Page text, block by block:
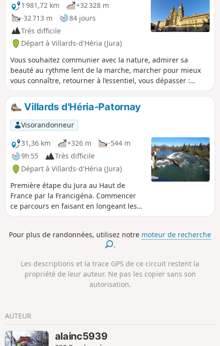
1 981,72 km
+32 328 m
-32 713 m
84 jours
Très difficile
Départ à Villards-d'Héria (Jura)
Vous souhaitez communier avec la nature, admirer sa
beauté au rythme lent de la marche, marcher pour mieux
vous connaître, retourner à l’essentiel, vous dépasser :
partez à l’aventure sur le Chemin de Compostelle. C’est ce
que je vous propose par ce tracé. Moi, je suis parti de mon
village dans le Jura (les 6 premières étapes ne font pas
partie des itinéraires balisés des chemins de Compostelles)
pour rejoindre Santiago de Compostela en Espagne, Mais
rien de vous empêche de partir de chez vous pour rattraper
une des étapes, de démarrer du Puy-en-Velay ou tout autre
ville sur le parcours. .
Villards d'Héria-Patornay
Visorandonneur
31,36 km
+326 m
-544 m
9h 55
Très difficile
Départ à Villards-d'Héria (Jura)
Première étape du Jura au Haut de
France par la Francigéna. Commencer
ce parcours en faisant en longeant les
rives paisibles d'une partie du lac
départ pour une belle balade
jurassienne. Niché dans les paysages
un véritable joyau naturel qui ne
demande qu'à être exploré. Ici la
montagne et l’eau se marient
petits rochers qui dépassent au-dessus
de l’eau, vous longez la rivière avec ses
Marmittes géantes, avant d'arriver à
Pour plus de randonnées, utilisez notre moteur de recherche
.
Les descriptions et la trace GPS de ce circuit restent la
propriété de leur auteur. Ne pas les copier sans son
autorisation.
AUTEUR
alainc5939